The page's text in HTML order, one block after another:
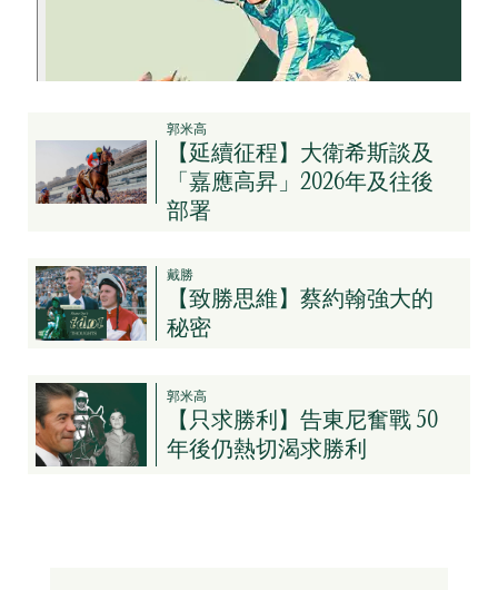
郭米高
【延續征程】大衛希斯談及
「嘉應高昇」2026年及往後
部署
戴勝
【致勝思維】蔡約翰強大的
秘密
郭米高
【只求勝利】告東尼奮戰 50
年後仍熱切渴求勝利